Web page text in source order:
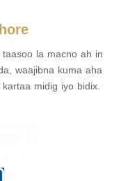
la macno ah in
waajibna kuma aha
midig iyo bidix.